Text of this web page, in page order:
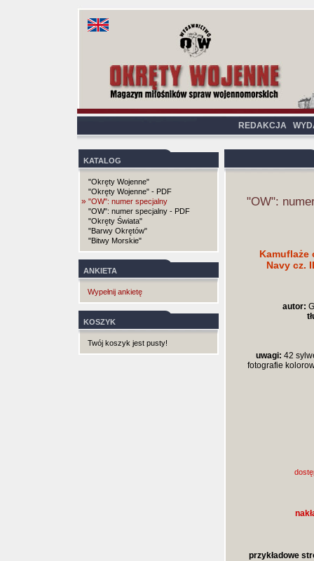
REDAKCJA
KATALOG
"Okręty Wojenne"
"Okręty Wojenne" - PDF
» "OW": numer specjalny
"OW": numer specjalny - PDF
"Okręty Świata"
"Barwy Okrętów"
"Bitwy Morskie"
ANKIETA
Wypełnij ankietę
KOSZYK
Twój koszyk jest pusty!
"OW":
Kamuflaże
Navy cz.
autor:
uwagi: 42
fotografie
przykładowe